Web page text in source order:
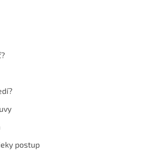
postup